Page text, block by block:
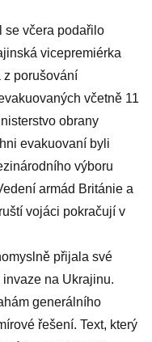
se včera podařilo
vicepremiérka
z porušování
včetně 11
obrany
evakuovaní byli
výboru
armád Británie a
vojáci pokračují v
přijala své
na Ukrajinu.
generálního
řešení. Text, který